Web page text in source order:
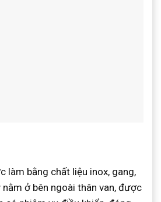
làm bằng chất liệu inox, gang,
ở bên ngoài thân van, được